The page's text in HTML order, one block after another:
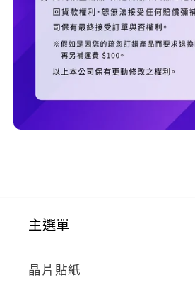
主選單
晶片貼紙